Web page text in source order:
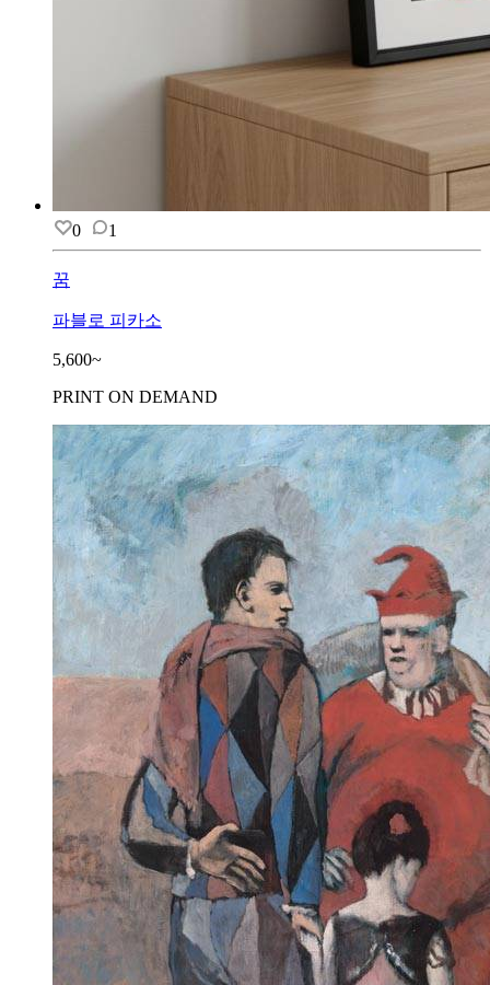
0 1
꿈
파블로 피카소
5,600~
PRINT ON DEMAND